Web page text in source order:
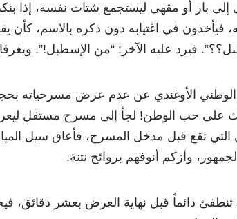
إلى بار أو مقهى ليستجمع شتات نفسه، إذا
فيأخذون في اغتيابه دون ذكره بالاسم، كأن
فيرد عليه الآخر: “من الإسطبل!”.
الوطني الأوغندي عن عدم عرض مسرحياته
على حب الوطن! لجأ إلى مسرح مستقل
التي تقع قبل مدخل المسرح، فأعاق سيل
وأزكم أنوفهم بروائح نتنة.
تنطفئ دائماً قبل نهاية العرض بعشر دقائق،